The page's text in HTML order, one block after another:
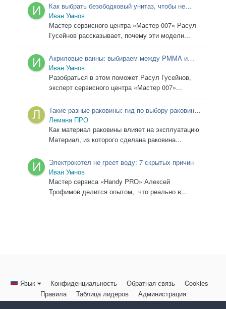
Как выбрать безободковый унитаз, чтобы не
пожалеть: инструкция от мастера
Иван Умнов
Мастер сервисного центра «Мастер 007» Расул
Гусейнов рассказывает, почему эти модели...
Акриловые ванны: выбираем между PMMA и
ABS
Иван Умнов
Разобраться в этом поможет Расул Гусейнов,
эксперт сервисного центра «Мастер 007»...
Такие разные раковины: гид по выбору раковины
в ванную
Лемана ПРО
Как материал раковины влияет на эксплуатацию
Материал, из которого сделана раковина...
Электрокотел не греет воду: 7 скрытых причин
Иван Умнов
Мастер сервиса «Handy PRO» Алексей
Трофимов делится опытом, что реально в...
Язык Конфиденциальность Обратная связь
Cookies
Правила
Таблица лидеров Администрация